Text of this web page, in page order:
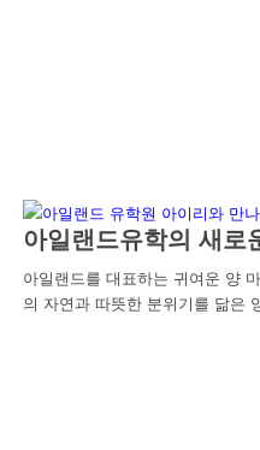
아일랜드유학의 새
아일랜드를 대표하는 귀여운 양
의 자연과 따뜻한 분위기를 닮은